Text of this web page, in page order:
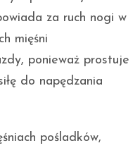
za ruch nogi w
mięśni
ponieważ prostuje
do napędzania
pośladków,